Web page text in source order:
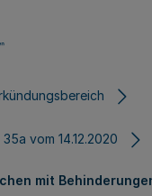
vom 14.12.2020
mit